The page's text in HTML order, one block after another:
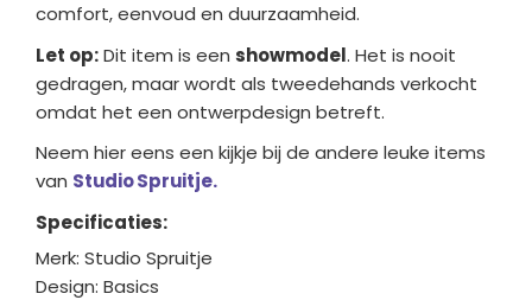
comfort, eenvoud en duurzaamheid.
Let op:Dit item is een showmodel. Het is nooit
gedragen, maar wordt als tweedehands verkocht
omdat het een ontwerpdesign betreft.
Neem hier eens een kijkje bij de andere leuke items
van Studio Spruitje.
Specificaties:
Merk: Studio Spruitje
Design: Basics